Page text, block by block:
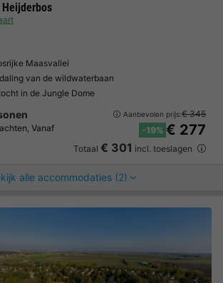
Maasvallei
van de wildwaterbaan
in de Jungle Dome
Vanaf
Aanbevolen prijs:€ 345
-19% € 277
Totaal € 301 incl. toeslagen
alle accommodaties (2)